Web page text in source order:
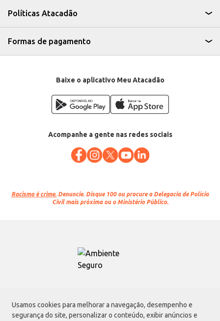
Usamos cookies para melhorar a navegação, desempenho e
segurança do site, personalizar o conteúdo, exibir anúncios e
Políticas Atacadão
Formas de pagamento
Baixe o aplicativo Meu Atacadão
Acompanhe a gente nas redes sociais
Racismo é crime. Denuncie. Disque 100 ou procure a Delegacia de Polícia
Civil mais próxima ou o Ministério Público.
Atacadão S.A.
Avenida Morvan Dias de Figueiredo, 6169, Vila Maria, São Paulo - SP | CEP
02170-901 | CNPJ: 75.315.333/0001-09